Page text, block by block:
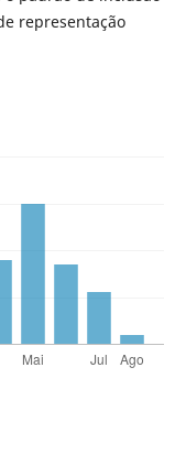
representação